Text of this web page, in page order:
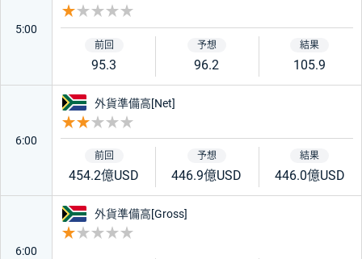
5:00
95.3 96.2 105.9
6:00
南アフリカ
外貨準備高[Net]
454.2億USD 446.9億USD 446.0億USD
6:00
南アフリカ
外貨準備高[Gross]